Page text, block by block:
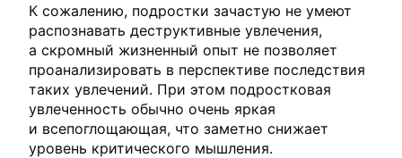
К сожалению, подростки зачастую не умеют
распознавать деструктивные увлечения,
а скромный жизненный опыт не позволяет
проанализировать в перспективе последствия
таких увлечений. При этом подростковая
увлеченность обычно очень яркая
и всепоглощающая, что заметно снижает
уровень критического мышления.